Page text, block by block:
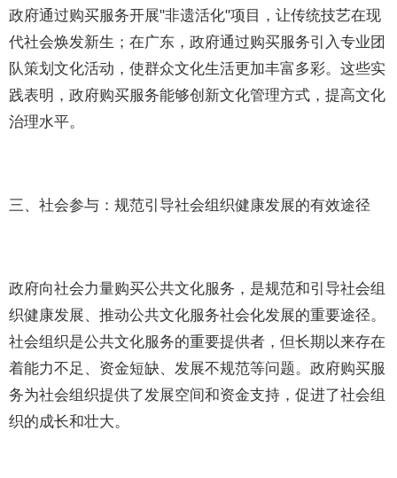
政府通过购买服务开展"非遗活化"项目，让传统技艺在现
代社会焕发新生；在广东，政府通过购买服务引入专业团
队策划文化活动，使群众文化生活更加丰富多彩。这些实
践表明，政府购买服务能够创新文化管理方式，提高文化
治理水平。
三、社会参与：规范引导社会组织健康发展的有效途径
政府向社会力量购买公共文化服务，是规范和引导社会组
织健康发展、推动公共文化服务社会化发展的重要途径。
社会组织是公共文化服务的重要提供者，但长期以来存在
着能力不足、资金短缺、发展不规范等问题。政府购买服
务为社会组织提供了发展空间和资金支持，促进了社会组
织的成长和壮大。